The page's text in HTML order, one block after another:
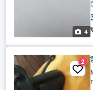
4
2